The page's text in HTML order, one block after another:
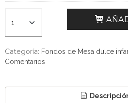
Categoría: Fondos de Mesa dulce
Comentarios